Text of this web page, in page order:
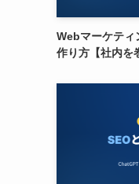
Webマーケティ
作り方【社内を